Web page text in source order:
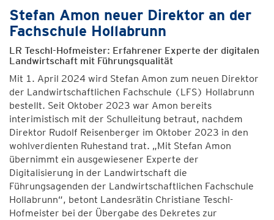
Stefan Amon neuer Direktor an der
Fachschule Hollabrunn
LR Teschl-Hofmeister: Erfahrener Experte der digitalen
Landwirtschaft mit Führungsqualität
Mit 1. April 2024 wird Stefan Amon zum neuen Direktor
der Landwirtschaftlichen Fachschule (LFS) Hollabrunn
bestellt. Seit Oktober 2023 war Amon bereits
interimistisch mit der Schulleitung betraut, nachdem
Direktor Rudolf Reisenberger im Oktober 2023 in den
wohlverdienten Ruhestand trat. „Mit Stefan Amon
übernimmt ein ausgewiesener Experte der
Digitalisierung in der Landwirtschaft die
Führungsagenden der Landwirtschaftlichen Fachschule
Hollabrunn“, betont Landesrätin Christiane Teschl-
Hofmeister bei der Übergabe des Dekretes zur